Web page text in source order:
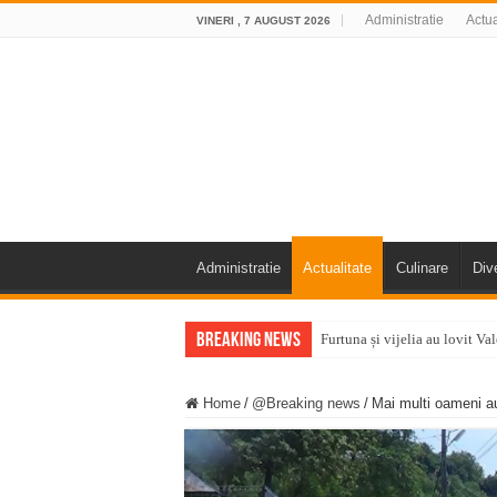
VINERI , 7 AUGUST 2026 Administratie
Administratie Actualitate Culinare
Breaking News Furtuna și vijelia au lovit
ANUNŢ OPRIRE ANUNŢ
Anunț important – Închidere
Ștrandul Termal Ring din
Home / @Breaking news / Mai multi oameni